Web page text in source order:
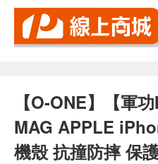
【O-ONE】【軍
MAG APPLE
機殼 抗撞防摔 保